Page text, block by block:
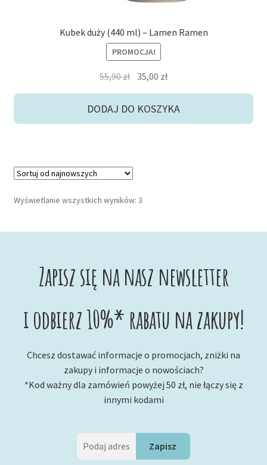
Kubek duży (440 ml) – Lamen Ramen
PROMOCJA!
55,90zł Pierwotna
cena
wynosiła:
35,00 złAktualna
cena
wynosi:
DODAJ DO KOSZYKA
Wyświetlanie wszystkich wyników: 3Posortowane
Zapisz się na nasz newsletter
i odbierz 10%* rabatu na zakupy!
Chcesz dostawać informacje o promocjach, zniżki na
zakupy i informacje o nowościach?
*Kod ważny dla zamówień powyżej 50 zł, nie łączy się z
innymi kodami